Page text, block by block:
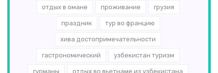
отдых в омане проживание грузия
праздник тур во францию
хива достопримечательности
гастрономический узбекистан туризм
гурманы отдых во вьетнаме из узбекистана